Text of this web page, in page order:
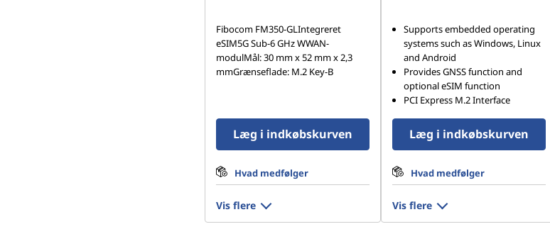
Fibocom FM350-GLIntegreret
eSIM5G Sub-6 GHz WWAN-
modulMål: 30 mm x 52 mm x 2,3
mmGrænseflade: M.2 Key-B
Læg i indkøbskurven
Hvad medfølger
Vis flere
Supports embedded operating
systems such as Windows, Linux
and Android
Provides GNSS function and
optional eSIM function
PCI Express M.2 Interface
Læg i indkøbskurven
Hvad medfølger
Vis flere